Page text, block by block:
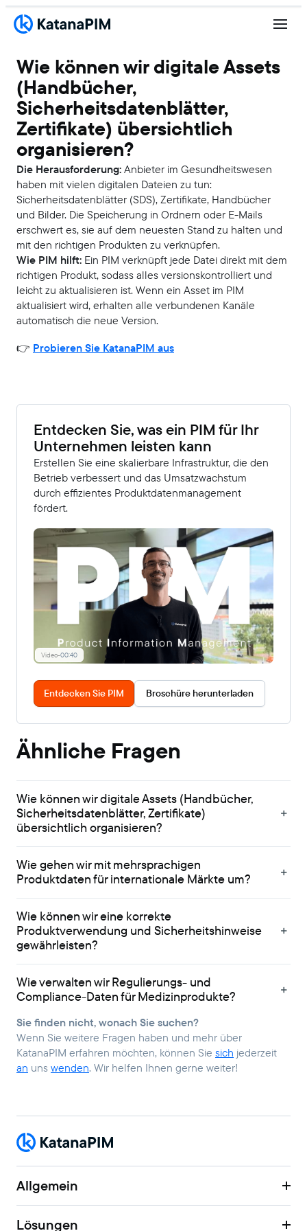
Wie können wir digitale Assets
(Handbücher,
Sicherheitsdatenblätter,
Zertifikate) übersichtlich
organisieren?
Die Herausforderung:Anbieter im Gesundheitswesen
haben mit vielen digitalen Dateien zu tun:
Sicherheitsdatenblätter (SDS), Zertifikate, Handbücher
und Bilder. Die Speicherung in Ordnern oder E-Mails
erschwert es, sie auf dem neuesten Stand zu halten und
mit den richtigen Produkten zu verknüpfen.
Wie PIM hilft: Ein PIM verknüpft jede Datei direkt mit dem
richtigen Produkt, sodass alles versionskontrolliert und
leicht zu aktualisieren ist. Wenn ein Asset im PIM
aktualisiert wird, erhalten alle verbundenen Kanäle
automatisch die neue Version.
👉 Probieren Sie KatanaPIM aus
Entdecken Sie, was ein PIM für Ihr
Unternehmen leisten kann
Erstellen Sie eine skalierbare Infrastruktur, die den
Betrieb verbessert und das Umsatzwachstum
durch effizientes Produktdatenmanagement
fördert.
Video-00:40
Entdecken Sie PIM Broschüre herunterladen
Ähnliche Fragen
Wie können wir digitale Assets (Handbücher,
Sicherheitsdatenblätter, Zertifikate)
übersichtlich organisieren?
Wie gehen wir mit mehrsprachigen
Produktdaten für internationale Märkte um?
Wie können wir eine korrekte
Produktverwendung und Sicherheitshinweise
gewährleisten?
Wie verwalten wir Regulierungs- und
Compliance-Daten für Medizinprodukte?
Sie finden nicht, wonach Sie suchen?
Wenn Sie weitere Fragen haben und mehr über
KatanaPIM erfahren möchten, können Sie sich jederzeit
an unswenden. Wir helfen Ihnen gerne weiter!
Allgemein
Lösungen